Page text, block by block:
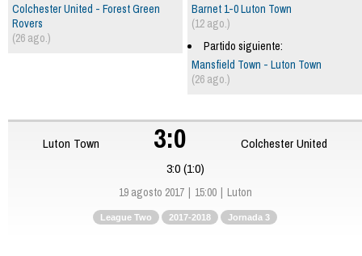
Barnet 1-0 Luton Town
(12 ago.)
Partido siguiente:
Mansfield Town - Luton Town
(26 ago.)
Colchester United - Forest Green
Rovers
(26 ago.)
Luton Town 3:0
Colchester United
3:0 (1:0)
19 agosto 2017 15:00 Luton
League Two 2017-2018 Jornada 3